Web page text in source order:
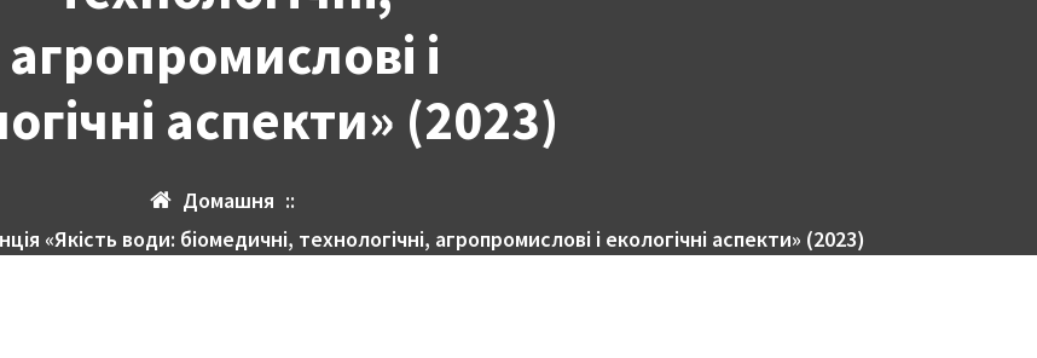
агропромислові і
аспекти» (2023)
Домашня ::
«Якість води: біомедичні, технологічні, агропромислові і екологічні аспекти» (2023)